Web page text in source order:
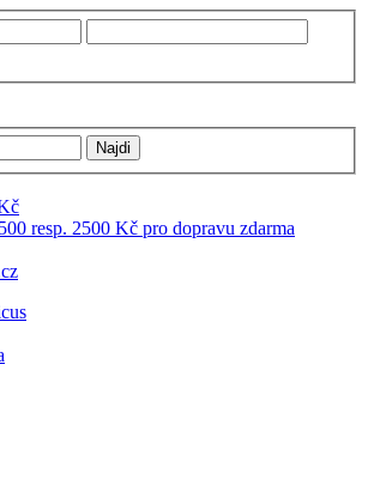
resp. 2500 Kč pro dopravu zdarma